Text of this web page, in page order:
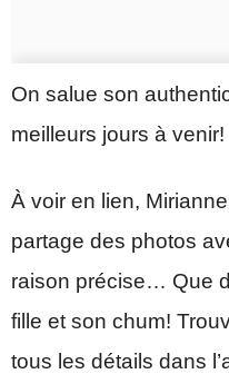
On salue son
meilleurs jours à venir!
À voir en lien,
partage des photos
raison précise… Que
fille et son chum!
tous les détails dans